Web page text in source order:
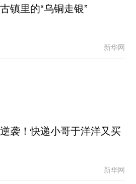
镇里的“乌铜走银”
新华网
袭！快递小哥于洋洋又买
新华网